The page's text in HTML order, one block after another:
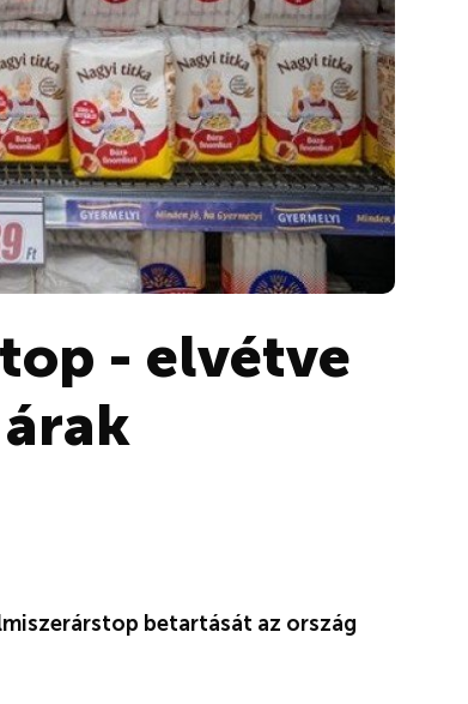
- elvétve
betartását az ország